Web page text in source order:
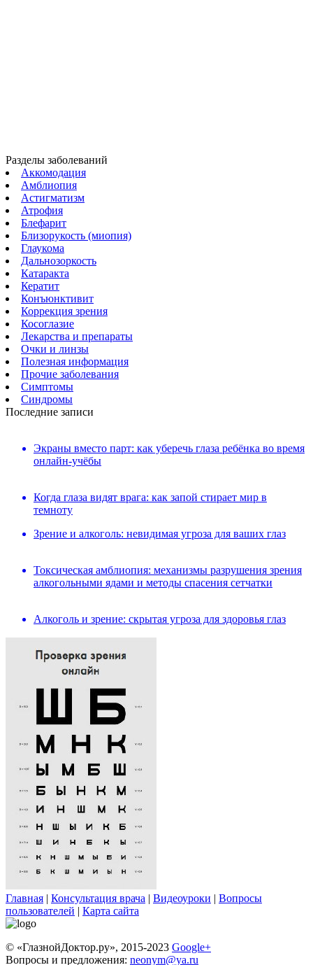
Разделы заболеваний
Аккомодация
Амблиопия
Астигматизм
Атрофия
Блефарит
Близорукость (миопия)
Глаукома
Дальнозоркость
Катаракта
Кератит
Конъюнктивит
Коррекция зрения
Косоглазие
Лекарства и препараты
Очки и линзы
Полезная информация
Прочие заболевания
Симптомы
Синдромы
Последние записи
Экраны вместо парт: как уберечь глаза ребёнка во время
онлайн-учёбы
Когда глаза видят врага: как запой стирает мир в
темноту
Зрение и алкоголь: невидимая угроза для ваших глаз
Токсическая амблиопия: механизмы разрушения зрения
алкогольными ядами и методы спасения сетчатки
Алкоголь и зрение: скрытая угроза для здоровья глаз
Главная | Консультация врача | Видеоуроки | Вопросы
пользователей | Карта сайта
© «ГлазнойДоктор.ру», 2015-2023 Google+
Вопросы и предложения: neonym@ya.ru